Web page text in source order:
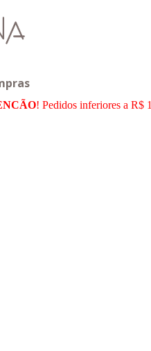
! Pedidos inferiores a R$